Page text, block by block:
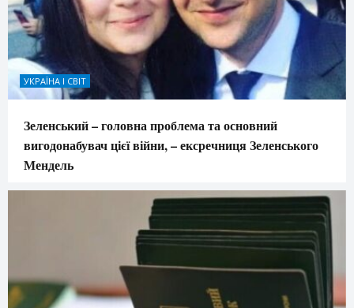
УКРАЇНА І СВІТ
Зеленський – головна проблема та основний
вигодонабувач цієї війни, – ексречниця Зеленського
Мендель